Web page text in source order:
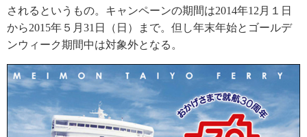
されるというもの。キャンペーンの期間は2014年12月１日
から2015年５月31日（日）まで。但し年末年始とゴールデ
ンウィーク期間中は対象外となる。